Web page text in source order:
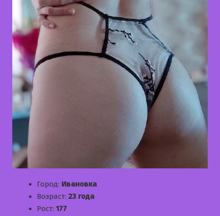
Город: Ивановка
Возраст: 23 года
Рост: 177